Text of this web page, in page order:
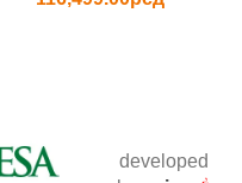
developed